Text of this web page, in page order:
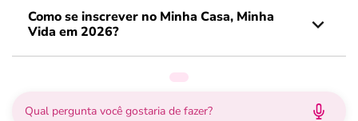
Como se inscrever no Minha Casa, Minha
Vida em 2026?